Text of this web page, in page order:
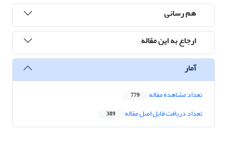
هم رسانی
ارجاع به این مقاله
آمار
تعداد مشاهده مقاله 779
تعداد دریافت فایل اصل مقاله 389